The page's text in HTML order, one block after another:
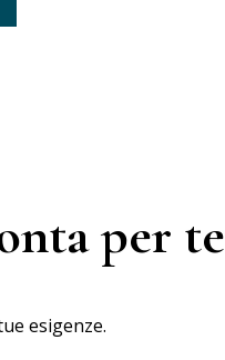
per te
esigenze.